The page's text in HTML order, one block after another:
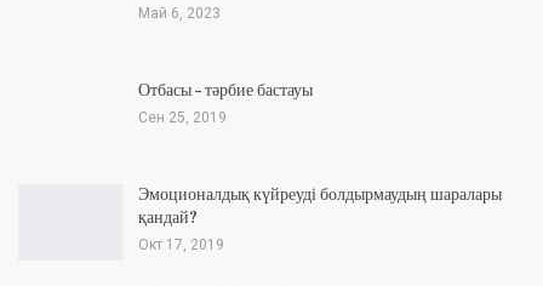
Май 6, 2023
Отбасы – тәрбие бастауы
Сен 25, 2019
Эмоционалдық күйреуді болдырмаудың шаралары
қандай?
Окт 17, 2019